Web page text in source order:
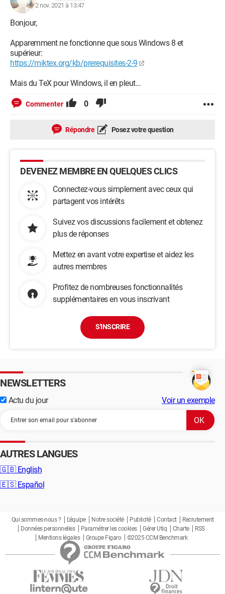
2 nov. 2021 à 13:47
Bonjour,
Apparemment ne fonctionne que sous Windows 8 et
supérieur:
https://miktex.org/kb/prerequisites-2-9
Mais du TeX pour Windows, il en pleut...
Commenter 0
Répondre Posez votre question
DEVENEZ MEMBRE EN QUELQUES CLICS
Connectez-vous simplement avec ceux qui
partagent vos intérêts
Suivez vos discussions facilement et obtenez
plus de réponses
Mettez en avant votre expertise et aidez les
autres membres
Profitez de nombreuses fonctionnalités
supplémentaires en vous inscrivant
S'INSCRIRE
NEWSLETTERS
Actu du jour Voir un exemple
AUTRES LANGUES
🇬🇧 English
🇪🇸 Español
Qui sommes-nous ? L'équipe Notre société Publicité Contact
Recrutement
Données personnelles
Paramétrer les cookies Gérer Utiq Charte
RSS
Mentions légales
Groupe Figaro ©2025 CCM Benchmark